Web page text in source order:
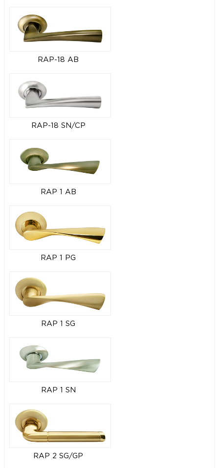
RAP-18 AB
RAP-18 SN/CP
RAP 1 AB
RAP 1 PG
RAP 1 SG
RAP 1 SN
RAP 2 SG/GP